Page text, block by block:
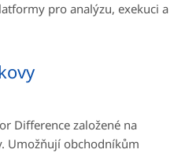
pro analýzu, exekuci a
Difference založené na
Umožňují obchodníkům